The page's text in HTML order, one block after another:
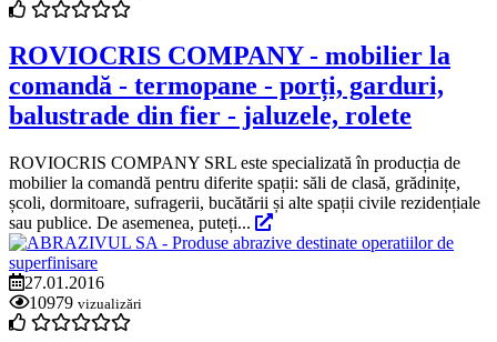
ROVIOCRIS COMPANY - mobilier la
comandă - termopane - porți, garduri,
balustrade din fier - jaluzele, rolete
ROVIOCRIS COMPANY SRL este specializată în producția de
mobilier la comandă pentru diferite spații: săli de clasă, grădinițe,
școli, dormitoare, sufragerii, bucătării și alte spații civile rezidențiale
sau publice. De asemenea, puteți...
27.01.2016
10979 vizualizări